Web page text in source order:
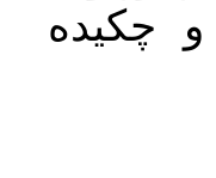
و چکیده